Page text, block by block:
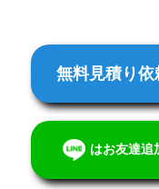
無料見積り
はお友達追